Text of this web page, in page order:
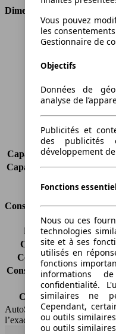
Dimensions
Longueur
Largeur
Poids maximum
Charge
Portes
Sièges
Charge sur toit
Capacité de remorquage
Capacité de remorquage
Consommation
Émissions de CO2*
Consommation (ville)
Consommation (route)
Consommation (combinée)*
Classe d'émissions
Capacité du réservoir
AutoScout24 Belgium SA
l’exactitude des informations
Vous pouvez
les
Gestionnaire de
Objectifs
Données de
analyse de
Publicités et
des publicités
développement
Fonctions
Nous ou ces
technologies
site et à ses
utilisés en
fonctions
informations
confidentialité.
similaires ne
Cependant,
ou outils
ou outils